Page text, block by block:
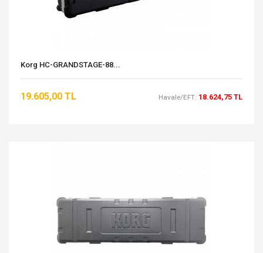
Korg HC-GRANDSTAGE-88...
19.605,00 TL Havale/EFT: 18.624,75 TL